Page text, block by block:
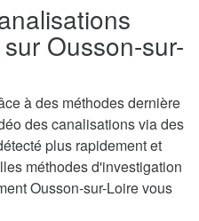
Ousson-sur-
à des méthodes dernière
des canalisations via des
plus rapidement et
méthodes d'investigation
Ousson-sur-Loire vous